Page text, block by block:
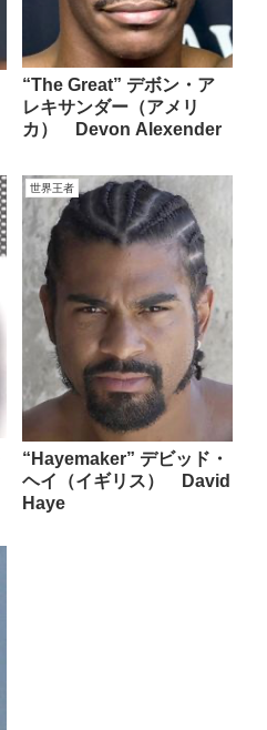
“The Great” デボン・ア
レキサンダー（アメリ
カ） Devon Alexender
世界王者
“Hayemaker” デビッド・
ヘイ（イギリス） David
Haye